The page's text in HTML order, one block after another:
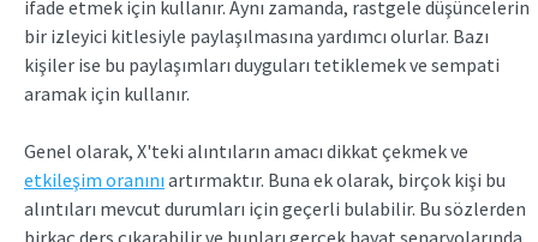
ifade etmek için kullanır. Aynı zamanda, rastgele düşüncelerin
bir izleyici kitlesiyle paylaşılmasına yardımcı olurlar. Bazı
kişiler ise bu paylaşımları duyguları tetiklemek ve sempati
aramak için kullanır.
Genel olarak, X'teki alıntıların amacı dikkat çekmek ve
etkileşim oranını artırmaktır. Buna ek olarak, birçok kişi bu
alıntıları mevcut durumları için geçerli bulabilir. Bu sözlerden
birkaç ders çıkarabilir ve bunları gerçek hayat senaryolarında